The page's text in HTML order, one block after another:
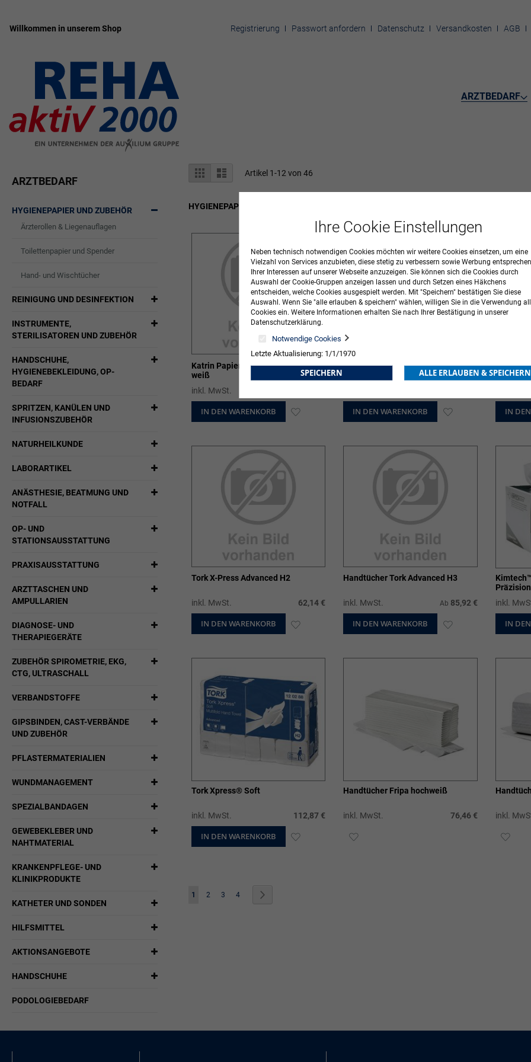
Zum
Willkommen in unserem Shop Registrierung Passwort anfordern Datenschutz Versandkosten AGB
ARZTBEDARF
Anzeigen
als
Liste Liste Artikel 1-12 von 46
HYGIENEPAPIER UND ZUBEHÖR
Katrin Papierhandtuchrolle 2-lagig,
weiß
inkl. MwSt.
IN DEN WARENKORB
Katrin Toilettenpapier 2-lagig weiß
IN DEN WARENKORB ZUR
Katrin
IN
Tork X-Press Advanced H2
inkl. MwSt. 62,14 €
IN DEN WARENKORB
Handtücher Tork Advanced H3
inkl. MwSt. Ab 85,92 €
IN DEN WARENKORB ZUR
inkl.
IN
Tork Xpress® Soft
inkl. MwSt. 112,87 €
IN DEN WARENKORB
Handtücher Fripa hochweiß
inkl. MwSt. 76,46 €
ZUR
inkl.
Seite
Sie lesen gerade die Seite
1 Seite
2 Seite
3 Seite
4
ARZTBEDARF
HYGIENEPAPIER UND ZUBEHÖR
Ärzterollen & Liegenauflagen
Toilettenpapier und Spender
Hand- und Wischtücher
REINIGUNG UND DESINFEKTION
INSTRUMENTE,
STERILISATOREN UND ZUBEHÖR
HANDSCHUHE,
HYGIENEBEKLEIDUNG, OP-
BEDARF
SPRITZEN, KANÜLEN UND
INFUSIONSZUBEHÖR
NATURHEILKUNDE
LABORARTIKEL
ANÄSTHESIE, BEATMUNG UND
NOTFALL
OP- UND
STATIONSAUSSTATTUNG
PRAXISAUSSTATTUNG
ARZTTASCHEN UND
AMPULLARIEN
DIAGNOSE- UND
THERAPIEGERÄTE
ZUBEHÖR SPIROMETRIE, EKG,
CTG, ULTRASCHALL
VERBANDSTOFFE
GIPSBINDEN, CAST-VERBÄNDE
UND ZUBEHÖR
PFLASTERMATERIALIEN
WUNDMANAGEMENT
SPEZIALBANDAGEN
GEWEBEKLEBER UND
NAHTMATERIAL
KRANKENPFLEGE- UND
KLINIKPRODUKTE
KATHETER UND SONDEN
HILFSMITTEL
AKTIONSANGEBOTE
HANDSCHUHE
PODOLOGIEBEDARF
Ihre Cookie Einstellungen
Neben technisch notwendigen Cookies möchten wir weitere Cookies einsetzen, um eine
Vielzahl von Services anzubieten, diese stetig zu verbessern sowie Werbung
Ihrer Interessen auf unserer Webseite anzuzeigen. Sie können sich die Cookies durch
Auswahl der Cookie-Gruppen anzeigen lassen und durch Setzen eines Häkchens
entscheiden, welche Cookies ausgespielt werden. Mit "Speichern" bestätigen Sie diese
Auswahl. Wenn Sie "alle erlauben & speichern" wählen, willigen Sie in die Verwendung
Cookies ein. Weitere Informationen erhalten Sie nach Ihrer Bestätigung in unserer
Datenschutzerklärung.
Notwendige Cookies
Letzte Aktualisierung: 1/1/1970
SPEICHERN ALLE ERLAUBEN & SPEICHERN